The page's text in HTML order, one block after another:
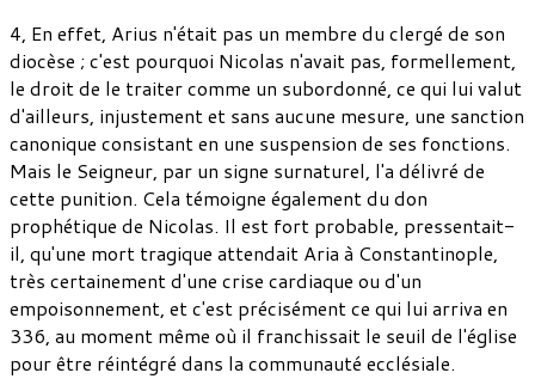
4, En effet, Arius n'était pas un membre du clergé de son
diocèse ; c'est pourquoi Nicolas n'avait pas, formellement,
le droit de le traiter comme un subordonné, ce qui lui valut
d'ailleurs, injustement et sans aucune mesure, une sanction
canonique consistant en une suspension de ses fonctions.
Mais le Seigneur, par un signe surnaturel, l'a délivré de
cette punition. Cela témoigne également du don
prophétique de Nicolas. Il est fort probable, pressentait-
il, qu'une mort tragique attendait Aria à Constantinople,
très certainement d'une crise cardiaque ou d'un
empoisonnement, et c'est précisément ce qui lui arriva en
336, au moment même où il franchissait le seuil de l'église
pour être réintégré dans la communauté ecclésiale.